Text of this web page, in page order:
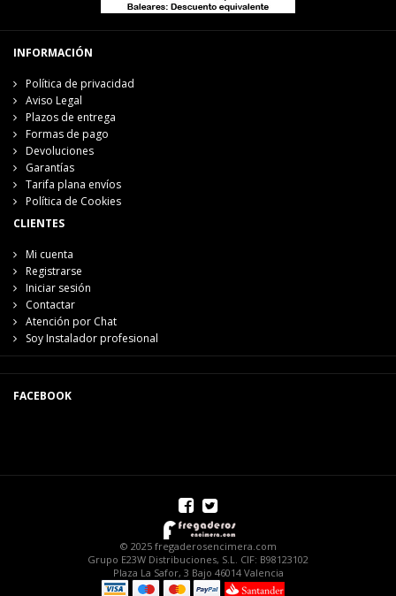
INFORMACIÓN
Política de privacidad
Aviso Legal
Plazos de entrega
Formas de pago
Devoluciones
Garantías
Tarifa plana envíos
Política de Cookies
CLIENTES
Mi cuenta
Registrarse
Iniciar sesión
Contactar
Atención por Chat
Soy Instalador profesional
FACEBOOK
© 2025 fregaderosencimera.com
Grupo E23W Distribuciones, S.L. CIF: B98123102
Plaza La Safor, 3 Bajo 46014 Valencia